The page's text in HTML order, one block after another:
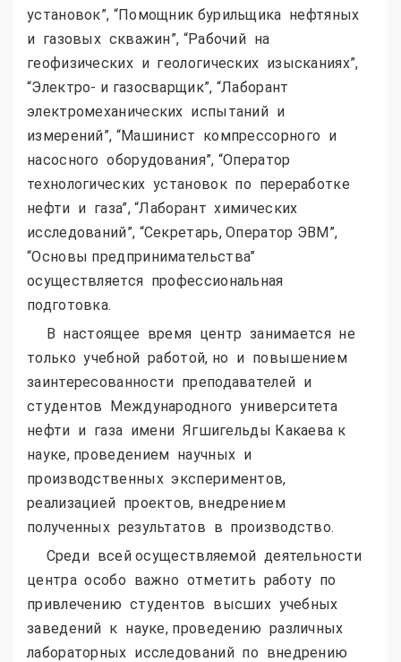
установок”, “Помощник бурильщика нефтяных
и газовых скважин”, “Рабочий на
геофизических и геологических изысканиях”,
“Электро- и газосварщик”, “Лаборант
электромеханических испытаний и
измерений”, “Машинист компрессорного и
насосного оборудования”, “Оператор
технологических установок по переработке
нефти и газа”, “Лаборант химических
исследований”, “Секретарь, Оператор ЭВМ”,
“Основы предпринимательства”
осуществляется профессиональная
подготовка.
В настоящее время центр занимается не
только учебной работой, но и повышением
заинтересованности преподавателей и
студентов Международного университета
нефти и газа имени Ягшигельды Какаева к
науке, проведением научных и
производственных экспериментов,
реализацией проектов, внедрением
полученных результатов в производство.
Среди всей осуществляемой деятельности
центра особо важно отметить работу по
привлечению студентов высших учебных
заведений к науке, проведению различных
лабораторных исследований по внедрению